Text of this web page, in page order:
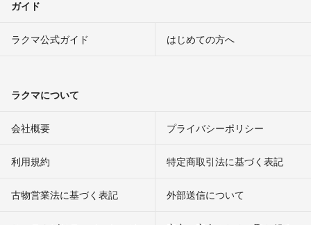
ガイド
ラクマ公式ガイド はじめての方へ
ラクマについて
会社概要 プライバシーポリシー
利用規約 特定商取引法に基づく表記
古物営業法に基づく表記 外部送信について